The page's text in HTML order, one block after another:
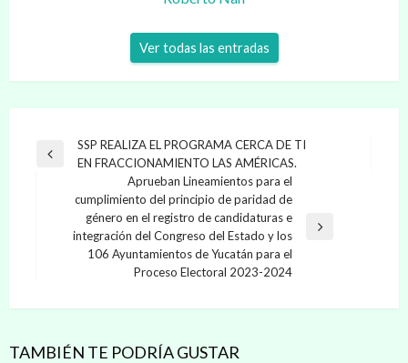
Ver todas las entradas
Navegación
entradas
Entrada
SSP REALIZA EL PROGRAMA CERCA DE TI
EN FRACCIONAMIENTO LAS AMÉRICAS.
Entrada
siguiente
Aprueban Lineamientos para el
cumplimiento del principio de paridad de
género en el registro de candidaturas e
integración del Congreso del Estado y los
106 Ayuntamientos de Yucatán para el
Proceso Electoral 2023-2024
TAMBIÉN TE PODRÍA GUSTAR